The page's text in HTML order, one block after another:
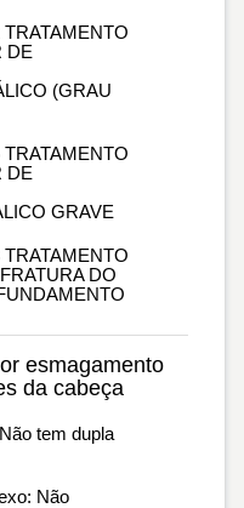
DE
(GRAU
DE
GRAVE
DO
esmagamento
da cabeça
tem dupla
Não